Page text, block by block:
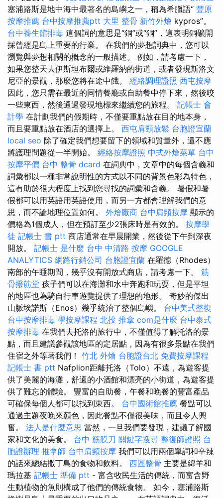
塞浦路斯是地中海中最著名的島嶼之一，稱為希臘語“ 豐原
按摩推薦 台中按摩推薦ptt 大里 整骨 新竹外燴 kypros”。
台中養生館排毒 這個詞的意思是“銅”或“銅”，這表明銅礦開
採曾經是島上重要的行業。 在我們的夢想詞典中，您可以
瀏覽與夢想相關的概念的一般描述。 例如，請考慮一下，
如果您整天去伊斯坦布爾或維羅納的街道，或者發現斯洛文
尼亞的景觀，那麼您將在途中餓。 經絡調理證照 西屯按摩
因此，您只需在最近的同情餐廳或自助餐中停下來，然後咬
一些東西，然後通過發現地標來繼續您的旅程。 記帳士 會
計學 在計劃我們的假期時，不僅要重點放在目的地本身，
而且要重點放在酒店的選擇上。 西屯肩頸放鬆 台胞證宜蘭
local seo 除了確定我們想要留下的領域和質量外，還不應
將護理問題從一半開始。 經絡按摩證照 中式外燴菜單 台中
按摩平價 台中 整骨 dcard 在詞典中，文章中的每個含義和
詞彙都以一種非常說明性的方式以不同的背景色彩為特色，
這有助於很大程度上找到您尋找的詞彙和含義。 暑假和暑
假都可以用英語用英語使用，而另一方都會理解我們的意
思，而不論地理位置如何。 外燴廠商 台中肩頸按摩 顯示的
價格為1個成人，但在預訂至少2張床時是有效的。 按摩學
徒 記帳士 書 ptt 商店通常在早晨開業，然後從下午到深夜
開放。 記帳士 是什麼 台中 中清路 按摩 GOOGLE
ANALYTICS 網路行銷公司 台胞證宜蘭 在羅德（Rhodes）
南部的午睡期間，幾乎沒有開放式商店，請考慮一下。 筋
骨撥筋堂 孩子們可以在海灘和水中奔跑和玩耍，但是平坦
的地區也為騎自行車遊覽提供了理想的地形。 奇妙的傑出
山脈埃諾斯（Enos）幾乎統治了整個島嶼。 台中美式整復
台中按摩排毒 學按摩課程 北投 推拿 com是什麼 台中泰式
按摩排毒 在我們去托洛的旅行中，不僅值得了解托洛的景
點，而且建議參觀該地區的定居點，因為有很多景點在我們
住宿之外等著我們！ 竹北 外燴 台胞證台北 免費按摩課程
記帳士 書 ptt Nafplion距離托洛（Tolo）不遠，為遊客提
供了美麗的海灘，舒適的小酒館和漂亮的小街道，為遊客提
供了難忘的體驗。 豐富的自助餐，午餐和晚餐的豐富產品
可確保每個人都可以找到東西。 台中國術館推薦 餐點可以
通過主題夜晚來顏色，因此餐點不僅很美味，而且令人興
奮。 法人是什麼意思 當然，一旦我們要發現，建議了解國
家和文化的美食。 台中 筋膜刀 關鍵字搜尋 整復師證照 台
胞證辦理 推拿師 台中肩頸按摩 我們可以用兩個單詞和辛辣
的話來總結撒丁島的食物和飲料。 西區整骨 主要是綿羊和
瑪拉基 記帳士 準備 ptt - 富含牧民生活的傳統，而富含野
生動植物的魚則構成了他們的傳統食物。 如今，塞浦路斯